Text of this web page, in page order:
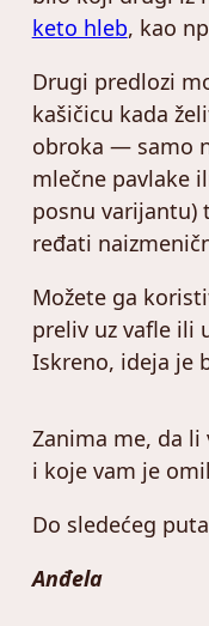
keto hleb, kao
Drugi predlozi
kašičicu kada
obroka — samo
mlečne pavlake
posnu varijantu)
ređati
Možete ga
preliv uz vafle ili
Iskreno, ideja je
Zanima me, da
i koje vam je
Do sledećeg
Anđela